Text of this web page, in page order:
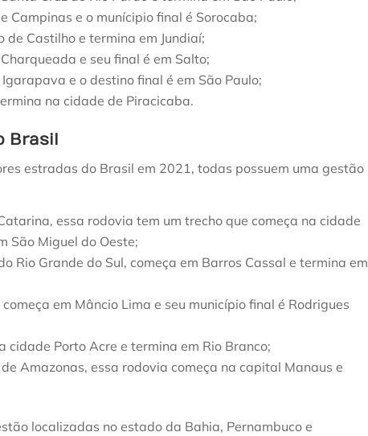
Campinas e o munícipio final é Sorocaba;
de Castilho e termina em Jundiaí;
e seu final é em Salto;
e o destino final é em São Paulo;
na cidade de Piracicaba.
Brasil
estradas do Brasil em 2021, todas possuem uma gestão
essa rodovia tem um trecho que começa na cidade
São Miguel do Oeste;
Rio Grande do Sul, começa em Barros Cassal e termina em
em Mâncio Lima e seu município final é Rodrigues
cidade Porto Acre e termina em Rio Branco;
Amazonas, essa rodovia começa na capital Manaus e
localizadas no estado da Bahia, Pernambuco e